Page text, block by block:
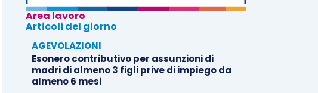
Area lavoro
Articoli del giorno
AGEVOLAZIONI
Esonero contributivo per assunzioni di
madri di almeno 3 figli prive di impiego da
almeno 6 mesi